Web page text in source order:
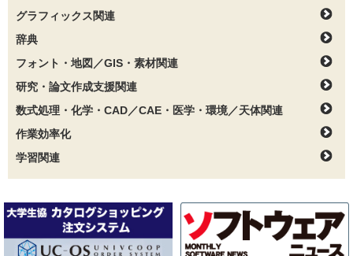
グラフィックス関連
辞典
フォント・地図／GIS・素材関連
研究・論文作成支援関連
数式処理・化学・CAD／CAE・医学・環境／天体関連
作業効率化
学習関連